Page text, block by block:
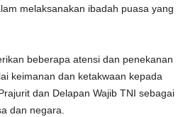
melaksanakan ibadah puasa yang
beberapa atensi dan penekanan
keimanan dan ketakwaan kepada
dan Delapan Wajib TNI sebagai
dan negara.